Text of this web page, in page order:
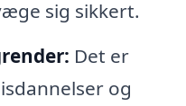
sig sikkert.
Det er
og